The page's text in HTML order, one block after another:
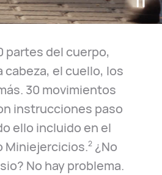
partes del cuerpo,
cabeza, el cuello, los
30 movimientos
instrucciones paso
ello incluido en el
Miniejercicios.2 ¿No
No hay problema.